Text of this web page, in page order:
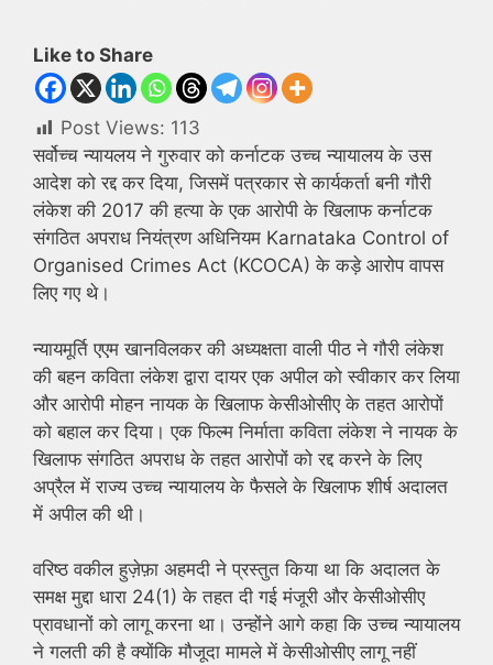
Like to Share
Post Views: 113
सर्वोच्च न्यायलय ने गुरुवार को कर्नाटक उच्च न्यायालय के उस
आदेश को रद्द कर दिया, जिसमें पत्रकार से कार्यकर्ता बनी गौरी
लंकेश की 2017 की हत्या के एक आरोपी के खिलाफ कर्नाटक
संगठित अपराध नियंत्रण अधिनियम Karnataka Control of
Organised Crimes Act (KCOCA) के कड़े आरोप वापस
लिए गए थे।
न्यायमूर्ति एएम खानविलकर की अध्यक्षता वाली पीठ ने गौरी लंकेश
की बहन कविता लंकेश द्वारा दायर एक अपील को स्वीकार कर लिया
और आरोपी मोहन नायक के खिलाफ केसीओसीए के तहत आरोपों
को बहाल कर दिया। एक फिल्म निर्माता कविता लंकेश ने नायक के
खिलाफ संगठित अपराध के तहत आरोपों को रद्द करने के लिए
अप्रैल में राज्य उच्च न्यायालय के फैसले के खिलाफ शीर्ष अदालत
में अपील की थी।
वरिष्ठ वकील हुज़ेफ़ा अहमदी ने प्रस्तुत किया था कि अदालत के
समक्ष मुद्दा धारा 24(1) के तहत दी गई मंजूरी और केसीओसीए
प्रावधानों को लागू करना था। उन्होंने आगे कहा कि उच्च न्यायालय
ने गलती की है क्योंकि मौजूदा मामले में केसीओसीए लागू नहीं